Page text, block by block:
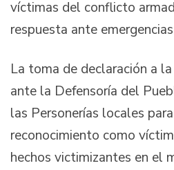
víctimas del conflicto
respuesta ante
La toma de declaración a
ante la Defensoría del
las Personerías locales
reconocimiento como
hechos victimizantes en el